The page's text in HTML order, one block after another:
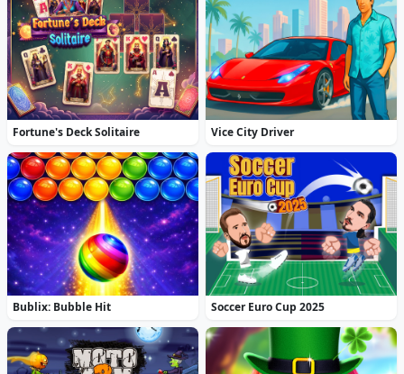
Fortune's Deck Solitaire Vice City Driver
Bublix: Bubble Hit Soccer Euro Cup 2025